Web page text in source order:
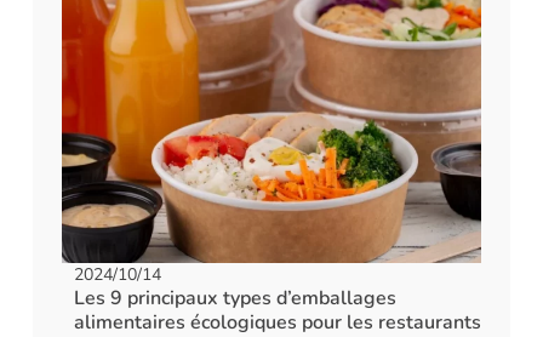
2024/10/14
Les 9 principaux types d’emballages
alimentaires écologiques pour les restaurants